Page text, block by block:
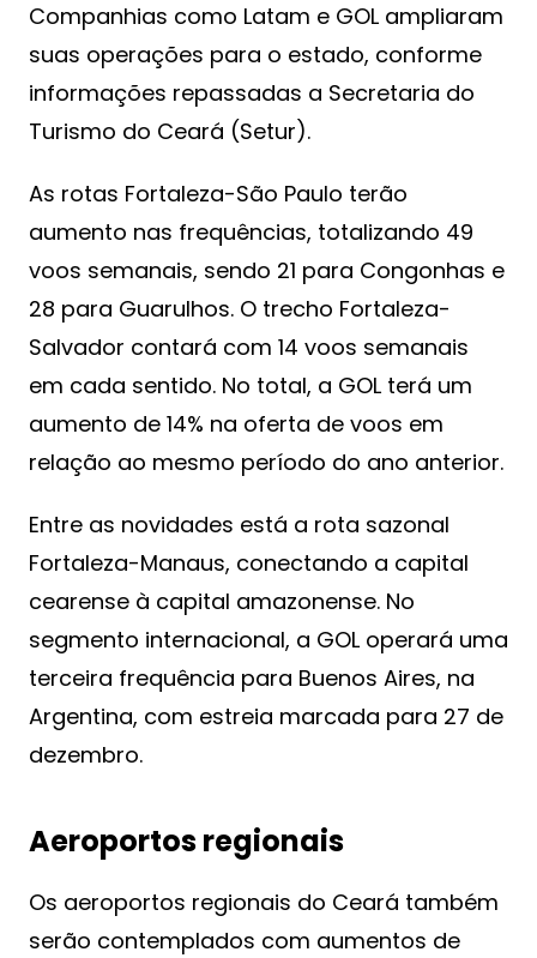
Companhias como Latam e GOL ampliaram
suas operações para o estado, conforme
informações repassadas a Secretaria do
Turismo do Ceará (Setur).
As rotas Fortaleza-São Paulo terão
aumento nas frequências, totalizando 49
voos semanais, sendo 21 para Congonhas e
28 para Guarulhos. O trecho Fortaleza-
Salvador contará com 14 voos semanais
em cada sentido. No total, a GOL terá um
aumento de 14% na oferta de voos em
relação ao mesmo período do ano anterior.
Entre as novidades está a rota sazonal
Fortaleza-Manaus, conectando a capital
cearense à capital amazonense. No
segmento internacional, a GOL operará uma
terceira frequência para Buenos Aires, na
Argentina, com estreia marcada para 27 de
dezembro.
Aeroportos regionais
Os aeroportos regionais do Ceará também
serão contemplados com aumentos de